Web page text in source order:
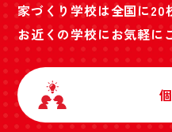
家づくり学校は全国に20
お近くの学校にお気軽に